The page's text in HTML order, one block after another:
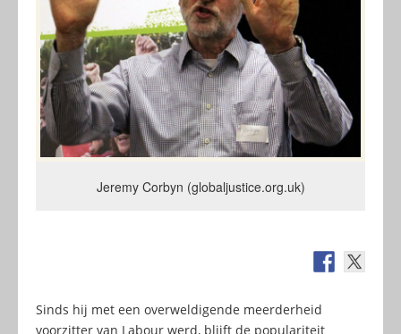
Jeremy Corbyn (globaljustice.org.uk)
Sinds hij met een overweldigende meerderheid
voorzitter van Labour werd, blijft de populariteit